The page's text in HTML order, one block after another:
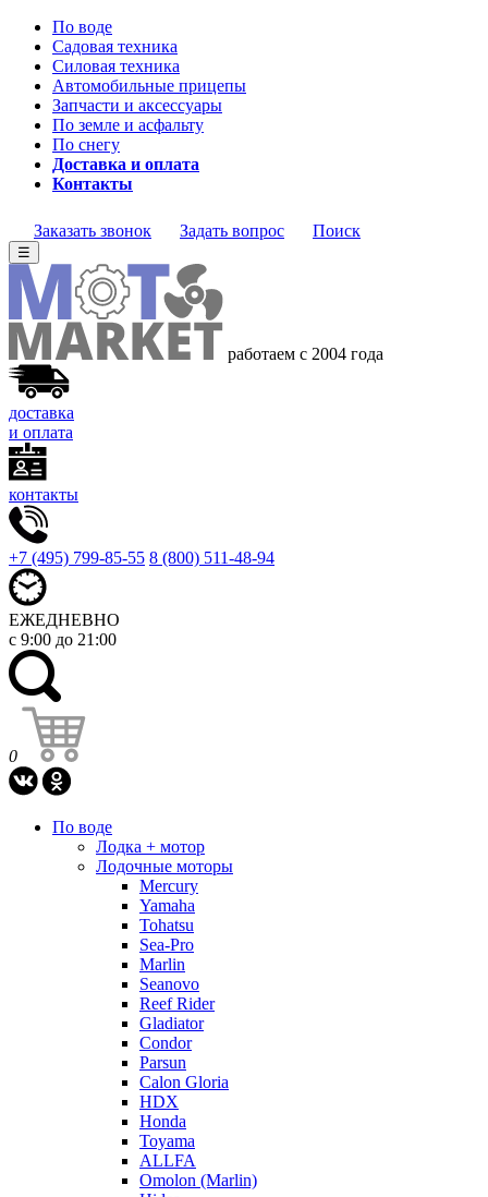
По воде
Садовая техника
Силовая техника
Автомобильные прицепы
Запчасти и аксессуары
По земле и асфальту
По снегу
Доставка и оплата
Контакты
Заказать звонок Задать вопрос Поиск
☰
работаем с 2004 года
доставка
и оплата
контакты
+7 (495) 799-85-55 8 (800) 511-48-94
ЕЖЕДНЕВНО
с 9:00 до 21:00
0
По воде
Лодка + мотор
Лодочные моторы
Mercury
Yamaha
Tohatsu
Sea-Pro
Marlin
Seanovo
Reef Rider
Gladiator
Condor
Parsun
Calon Gloria
HDX
Honda
Toyama
ALLFA
Omolon (Marlin)